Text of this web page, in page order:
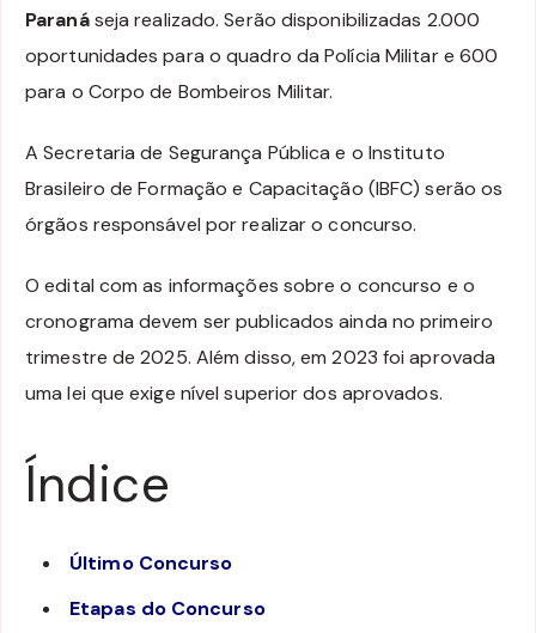
Paranáseja realizado. Serão disponibilizadas 2.000
oportunidades para o quadro da Polícia Militar e 600
para o Corpo de Bombeiros Militar.
A Secretaria de Segurança Pública e o Instituto
Brasileiro de Formação e Capacitação (IBFC) serão os
órgãos responsável por realizar o concurso.
O edital com as informações sobre o concurso e o
cronograma devem ser publicados ainda no primeiro
trimestre de 2025. Além disso, em 2023 foi aprovada
uma lei que exige nível superior dos aprovados.
Índice
Último Concurso
Etapas do Concurso